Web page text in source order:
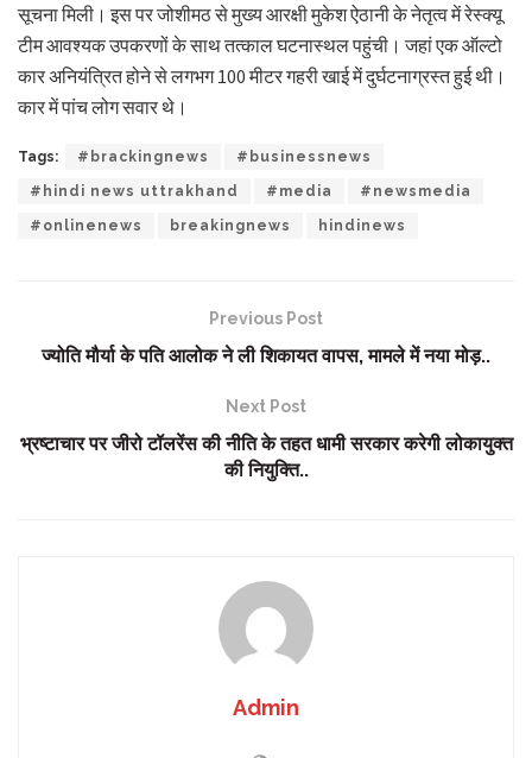
सूचना मिली। इस पर जोशीमठ से मुख्य आरक्षी मुकेश ऐठानी के नेतृत्व में रेस्क्यू
टीम आवश्यक उपकरणों के साथ तत्काल घटनास्थल पहुंची। जहां एक ऑल्टो
कार अनियंत्रित होने से लगभग 100 मीटर गहरी खाई में दुर्घटनाग्रस्त हुई थी।
कार में पांच लोग सवार थे।
Tags: #brackingnews #businessnews
#hindi news uttrakhand #media #newsmedia
#onlinenews breakingnews hindinews
Previous Post
ज्योति मौर्या के पति आलोक ने ली शिकायत वापस, मामले में नया मोड़..
Next Post
भ्रष्टाचार पर जीरो टॉलरेंस की नीति के तहत धामी सरकार करेगी लोकायुक्त
की नियुक्ति..
Admin